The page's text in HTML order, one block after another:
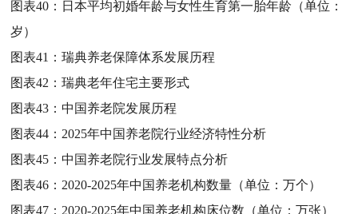
图表40： 日本平均初婚年龄与女性生育第一胎年龄（单位：
岁）
图表41：瑞典养老保障体系发展历程
图表42：瑞典老年住宅主要形式
图表43：中国养老院发展历程
图表44： 2025年中国养老院行业经济特性分析
图表45：中国养老院行业发展特点分析
图表46： 2020-2025年中国养老机构数量（单位：万个）
图表47： 2020-2025年中国养老机构床位数（单位：万张）